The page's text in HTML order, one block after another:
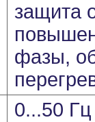
защита
фазы,
0...50